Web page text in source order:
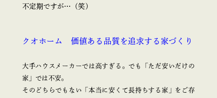
不定期ですが…（笑）
クオホーム 価値ある品質を追求する家づくり
大手ハウスメーカーでは高すぎる。でも「ただ安いだけの
家」では不安。
そのどちらでもない「本当に安くて長持ちする家」をご存